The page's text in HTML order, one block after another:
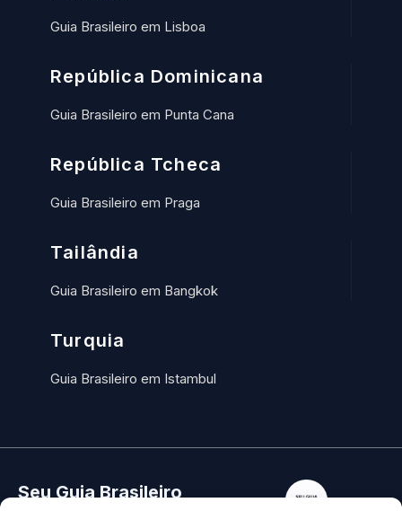
Guia Brasileiro em Lisboa
República Dominicana
Guia Brasileiro em Punta Cana
República Tcheca
Guia Brasileiro em Praga
Tailândia
Guia Brasileiro em Bangkok
Turquia
Guia Brasileiro em Istambul
Seu Guia Brasileiro